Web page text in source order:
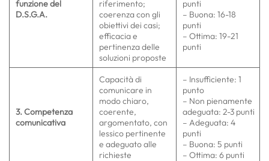
funzione del
D.S.G.A.
riferimento;
coerenza con gli
obiettivi dei casi;
efficacia e
pertinenza delle
soluzioni proposte
punti
– Buona: 16-18
punti
– Ottima: 19-21
punti
3. Competenza
comunicativa
Capacità di
comunicare in
modo chiaro,
coerente,
argomentato, con
lessico pertinente
e adeguato alle
richieste
– Insufficiente: 1
punto
– Non pienamente
adeguata: 2-3 punti
– Adeguata: 4
punti
– Buona: 5 punti
– Ottima: 6 punti